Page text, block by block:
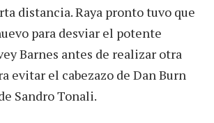
distancia. Raya pronto tuvo que
para desviar el potente
Barnes antes de realizar otra
evitar el cabezazo de Dan Burn
Sandro Tonali.